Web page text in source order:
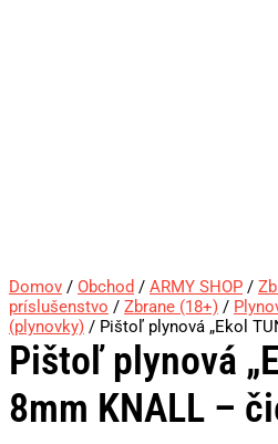
Domov / Obchod / ARMY SHOP /
príslušenstvo / Zbrane (18+) /
(plynovky) / Pištoľ plynová „Ekol
Pištoľ plynová
8mm KNALL –